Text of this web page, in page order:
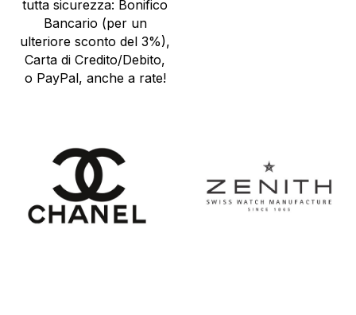
tutta sicurezza: Bonifico
Bancario (per un
ulteriore sconto del 3%),
Carta di Credito/Debito,
o PayPal, anche a rate!